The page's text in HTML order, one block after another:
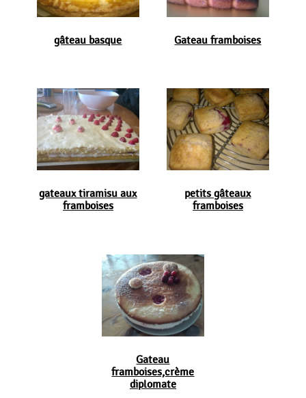
gâteau basque Gateau framboises
gateaux tiramisu aux
framboises
petits gâteaux
framboises
Gateau
framboises,crème
diplomate